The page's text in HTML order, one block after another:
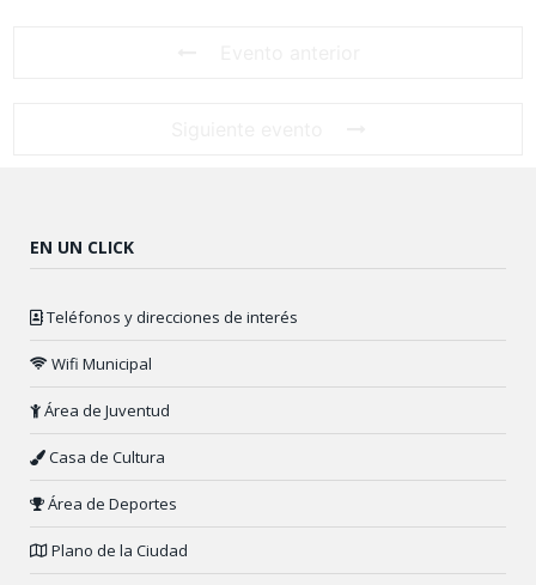
EN UN CLICK
Teléfonos y direcciones de interés
Wifi Municipal
Área de Juventud
Casa de Cultura
Área de Deportes
Plano de la Ciudad